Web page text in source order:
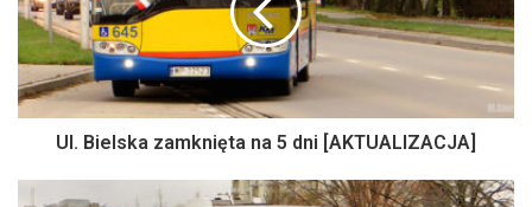
Ul. Bielska zamknięta na 5 dni [AKTUALIZACJA]